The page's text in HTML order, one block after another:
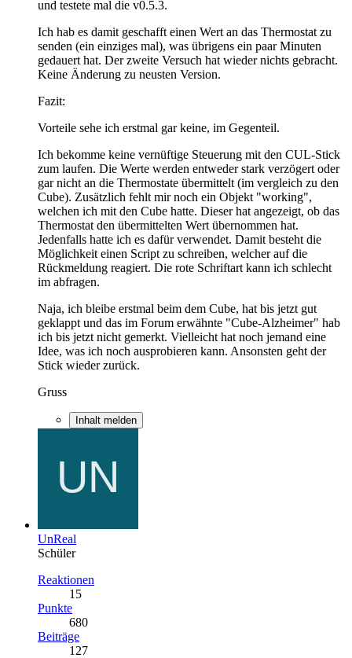
und testete mal die v0.5.3.
Ich hab es damit geschafft einen Wert an das Thermostat zu
senden (ein einziges mal), was übrigens ein paar Minuten
gedauert hat. Der zweite Versuch hat wieder nichts gebracht.
Keine Änderung zu neusten Version.
Fazit:
Vorteile sehe ich erstmal gar keine, im Gegenteil.
Ich bekomme keine vernüftige Steuerung mit den CUL-Stick
zum laufen. Die Werte werden entweder stark verzögert oder
gar nicht an die Thermostate übermittelt (im vergleich zu den
Cube). Zusätzlich fehlt mir noch ein Objekt "working",
welchen ich mit den Cube hatte. Dieser hat angezeigt, ob das
Thermostat den übermittelten Wert übernommen hat.
Jedenfalls hatte ich es dafür verwendet. Damit besteht die
Möglichkeit einen Script zu schreiben, welcher auf die
Rückmeldung reagiert. Die rote Schriftart kann ich schlecht
im abfragen.
Naja, ich bleibe erstmal beim dem Cube, hat bis jetzt gut
geklappt und das im Forum erwähnte "Cube-Alzheimer" hab
ich bis jetzt nicht gemerkt. Vielleicht hat noch jemand eine
Idee, was ich noch ausprobieren kann. Ansonsten geht der
Stick wieder zurück.
Gruss
Inhalt melden
UnReal
Schüler
Reaktionen
15
Punkte
680
Beiträge
127